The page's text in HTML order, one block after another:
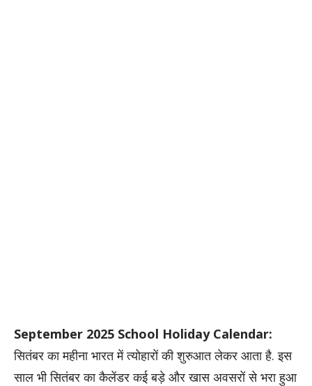
September 2025 School Holiday Calendar:
सितंबर का महीना भारत में त्योहारों की शुरुआत लेकर आता है. इस
साल भी सितंबर का कैलेंडर कई बड़े और खास अवसरों से भरा हुआ